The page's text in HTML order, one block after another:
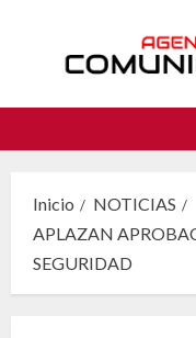
contenido
Inicio
NOTICIAS
APLAZAN
SEGURIDAD